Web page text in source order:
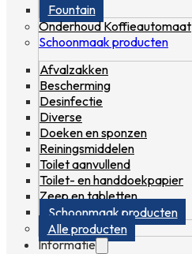
Fountain
Onderhoud Koffieautomaat
Schoonmaak producten
Afvalzakken
Bescherming
Desinfectie
Diverse
Doeken en sponzen
Reiningsmiddelen
Toilet aanvullend
Toilet- en handdoekpapier
Zeep en tabletten
Schoonmaak producten
Alle producten
Informatie